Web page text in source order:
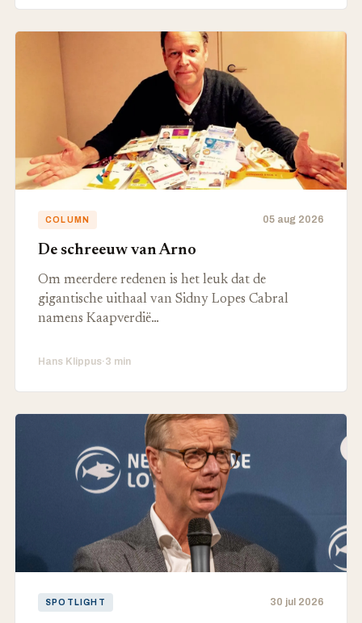
COLUMN 05 aug 2026
De schreeuw van Arno
Om meerdere redenen is het leuk dat de
gigantische uithaal van Sidny Lopes Cabral
namens Kaapverdië…
Hans Klippus·3 min
SPOTLIGHT 30 jul 2026